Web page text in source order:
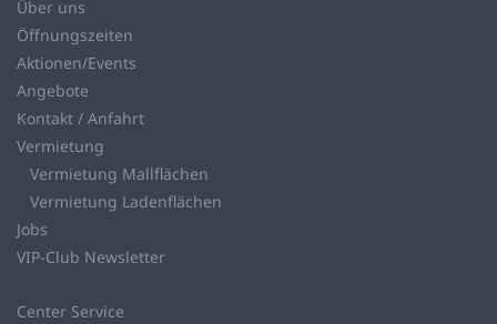
Über uns
Öffnungszeiten
Aktionen/Events
Angebote
Kontakt / Anfahrt
Vermietung
Vermietung Mallflächen
Vermietung Ladenflächen
Jobs
VIP-Club Newsletter
Center Service